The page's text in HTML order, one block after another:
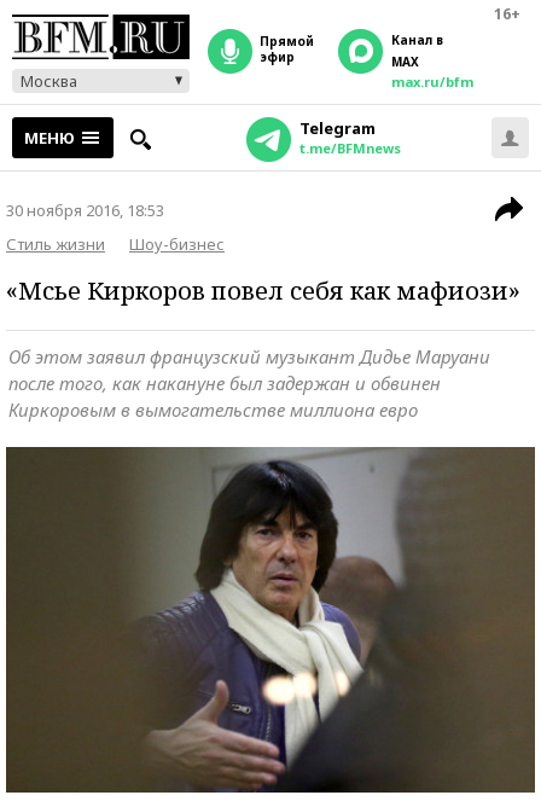
16+
Москва
прямой
эфир
Канал в
MAX
max.ru/bfm
МЕНЮ Telegram
t.me/BFMnews
30 ноября 2016, 18:53
Стиль жизни
Шоу-бизнес
«Мсье Киркоров повел себя как мафиози»
Об этом заявил французский музыкант Дидье Маруани
после того, как накануне был задержан и обвинен
Киркоровым в вымогательстве миллиона евро